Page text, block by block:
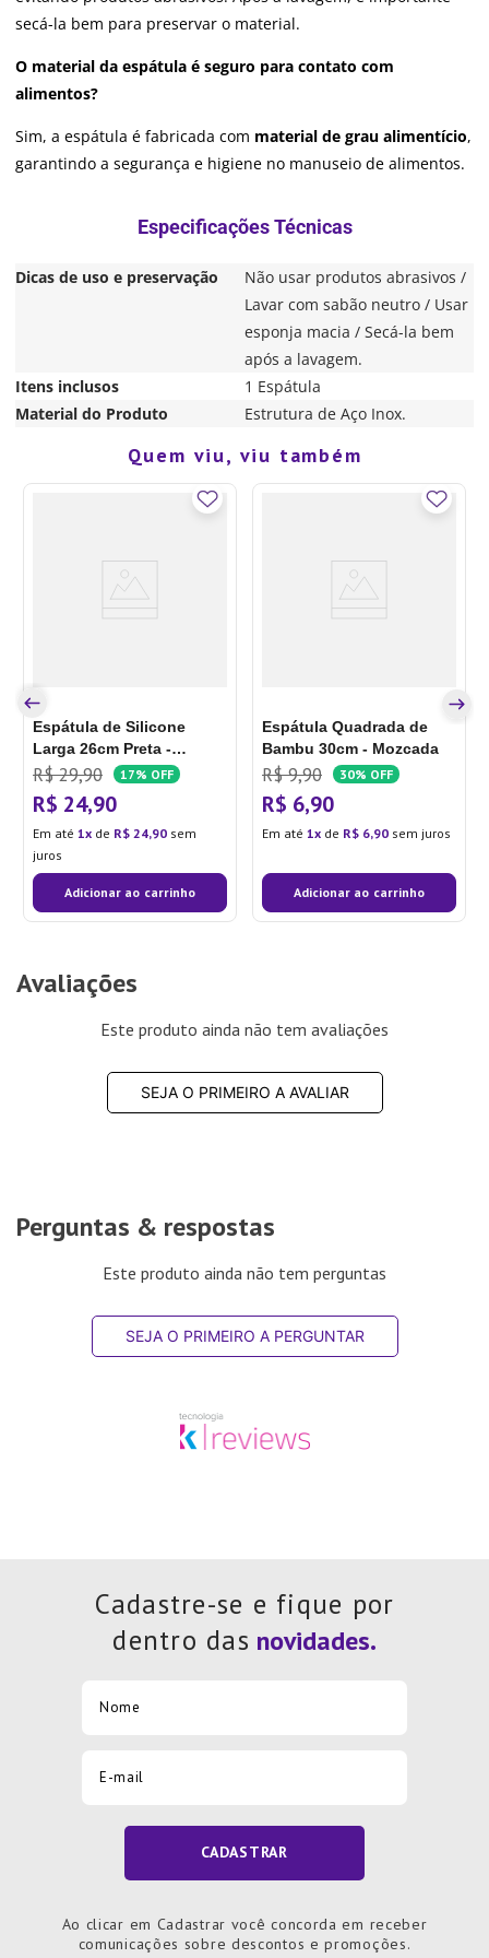
secá-la bem para preservar o material.
O material da espátula é seguro para contato com
alimentos?
Sim, a espátula é fabricada com material de grau alimentício,
garantindo a segurança e higiene no manuseio de alimentos.
Dicas de uso e preservação
Não usar produtos abrasivos /
Lavar com sabão neutro / Usar
esponja macia / Secá-la bem
após a lavagem.
Itens inclusos
1 Espátula
Material do Produto
Estrutura de Aço Inox.
Quem viu, viu também
Espátula de Silicone
Larga 26cm Preta -
Mozcada
R$ 29,90 17% OFF
R$ 24,90
Em até 1 de R$ 24,90 sem
juros
Adicionar ao carrinho
Espátula Quadrada de
Bambu 30cm - Mozcada
R$ 9,90 30% OFF
R$ 6,90
Em até 1 de R$ 6,90 sem juros
Adicionar ao carrinho
Avaliações
Este produto ainda não tem avaliações
SEJA O PRIMEIRO A AVALIAR
Perguntas & respostas
Este produto ainda não tem perguntas
SEJA O PRIMEIRO A PERGUNTAR
Cadastre-se e fique por
dentro das
CADASTRAR
Ao clicar em Cadastrar você concorda em receber
comunicações sobre descontos e promoções.